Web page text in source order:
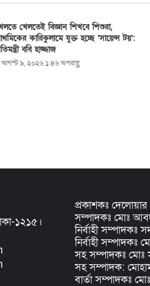
খেলতেই বিজ্ঞান শিখবে শিশুরা,
কারিকুলামে যুক্ত হচ্ছে ‘সায়েন্স টয়’:
ববি হাজ্জাজ
আগস্ট ৯, ২০২৬ ১:৪৬ অপরাহ্ণ
১২১৫।
প্রকাশকঃ
সম্পাদকঃ মোঃ
নির্বাহী সম্পাদকঃ
নির্বাহী সম্পাদকঃ
সহ সম্পাদকঃ মোঃ
সহ সম্পাদক:
বার্তা সম্পাদকঃ